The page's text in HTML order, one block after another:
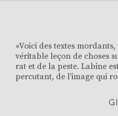
«Voici des textes
véritable leçon de choses
rat et de la peste. Labine
percutant, de l’image qui